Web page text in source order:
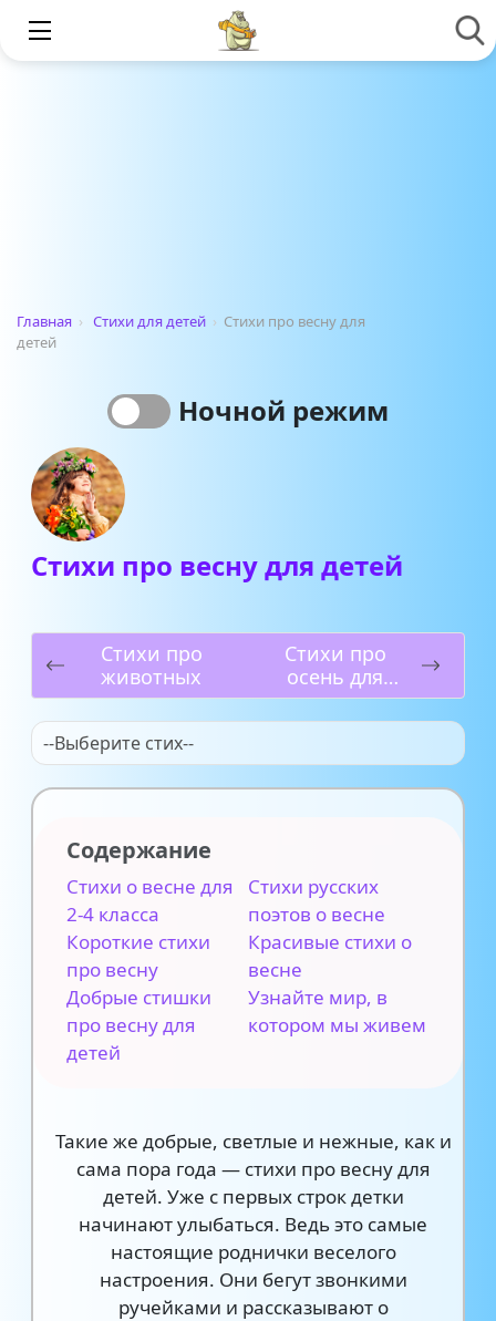
Главная › Стихи для детей › Стихи про весну для
детей
Ночной режим
Стихи про весну для детей
Стихи про
животных
Стихи про
осень для
детей
--Выберите стих--
Содержание
Стихи о весне для
2-4 класса
Стихи русских
поэтов о весне
Короткие стихи
про весну
Красивые стихи о
весне
Добрые стишки
про весну для
детей
Узнайте мир, в
котором мы живем
Такие же добрые, светлые и нежные, как и
сама пора года — стихи про весну для
детей. Уже с первых строк детки
начинают улыбаться. Ведь это самые
настоящие роднички веселого
настроения. Они бегут звонкими
ручейками и рассказывают о